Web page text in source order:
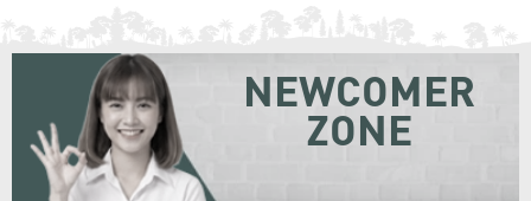
NEWCOMER
ZONE